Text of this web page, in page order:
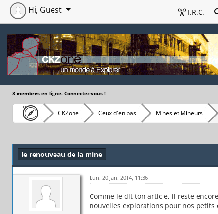
I.R.C.
Hi, Guest
3 membres en ligne. Connectez-vous !
CKZone Ceux d'en bas Mines et Mineurs
le renouveau de la mine
Lun. 20 Jan. 2014, 11:36
Comme le dit ton article, il reste
nouvelles explorations pour nos